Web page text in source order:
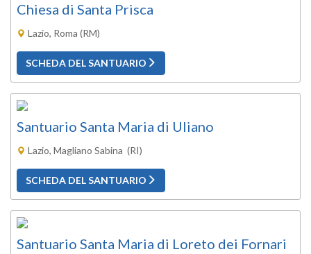
Chiesa di Santa Prisca
Lazio, Roma (RM)
SCHEDA DEL SANTUARIO
Santuario Santa Maria di Uliano
Lazio, Magliano Sabina (RI)
SCHEDA DEL SANTUARIO
Santuario Santa Maria di Loreto dei Fornari